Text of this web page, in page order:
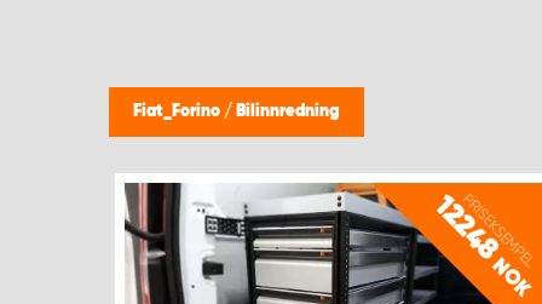
Fiat_Forino / Bilinnredning
PRISEKSEMPEL
12248
NOK